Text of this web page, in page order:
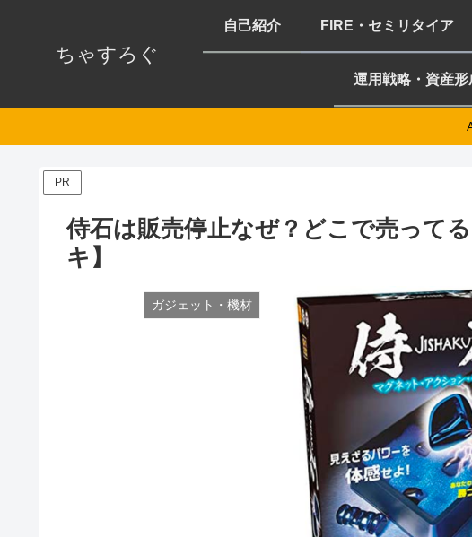
ちゃすろぐ
自己紹介 FIRE・セミリタイア
運用戦略・資産形
PR
侍石は販売停止なぜ？どこで売って
キ】
ガジェット・機材